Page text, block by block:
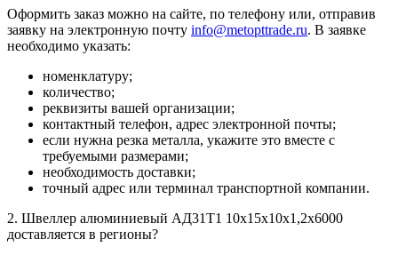
Оформить заказ можно на сайте, по телефону или, отправив
заявку на электронную почту info@metopttrade.ru. В заявке
необходимо указать:
номенклатуру;
количество;
реквизиты вашей организации;
контактный телефон, адрес электронной почты;
если нужна резка металла, укажите это вместе с
требуемыми размерами;
необходимость доставки;
точный адрес или терминал транспортной компании.
2. Швеллер алюминиевый АД31Т1 10х15х10х1,2х6000
доставляется в регионы?